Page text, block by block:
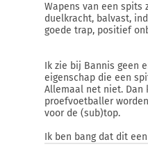
Wapens van een spits
duelkracht, balvast,
goede trap, positief
Ik zie bij Bannis geen
eigenschap die een
Allemaal net niet. Dan
proefvoetballer
voor de (sub)top.
Ik ben bang dat dit